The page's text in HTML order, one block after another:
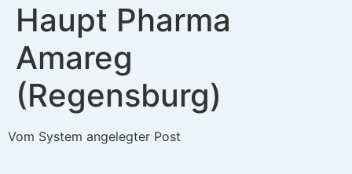
Haupt Pharma
Amareg
(Regensburg)
Vom System angelegter Post